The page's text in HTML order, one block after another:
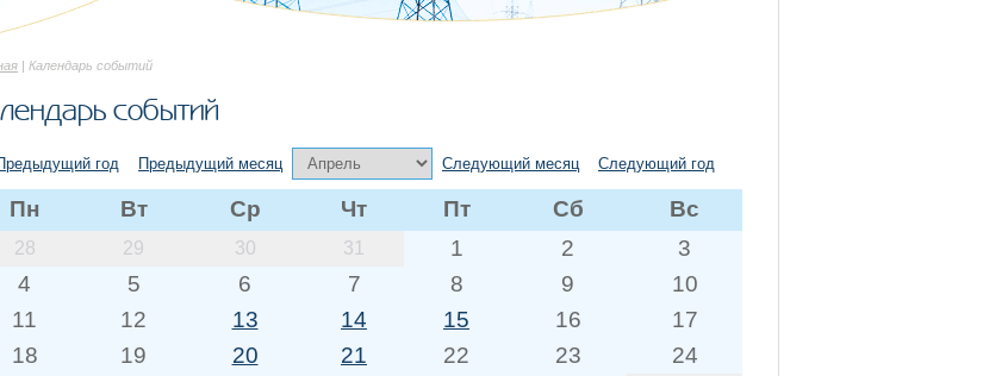
| Календарь событий
событий
год Предыдущий месяц Следующий месяц Следующий год
Пн Вт Ср Чт Пт Сб Вс
28 29 30 31 1 2
3
4
5 6 7 8 9
10
11
12 13 14 15 16
17
18
19 20 21 22 23
24